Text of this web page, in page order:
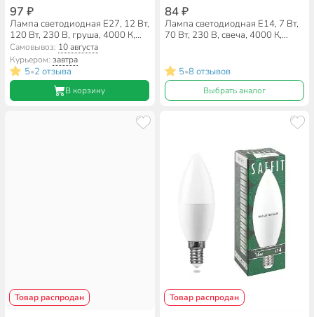
97 ₽
Лампа светодиодная E27, 12 Вт,
120 Вт, 230 В, груша, 4000 К,
нейтральный белый свет, Saffit,
CBA6012, A60, 55008, 55008
Самовывоз: 10 августа
Курьером:завтра
5•2 отзыва
В корзину
84 ₽
Лампа светодиодная E14, 7 Вт,
70 Вт, 230 В, свеча, 4000 К,
5•8 отзывов
Выбрать аналог
Товар распродан Товар распродан